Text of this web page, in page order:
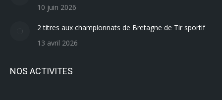
10 juin 2026
2 titres aux championnats de Bretagne de Tir sportif
13 avril 2026
NOS ACTIVITES